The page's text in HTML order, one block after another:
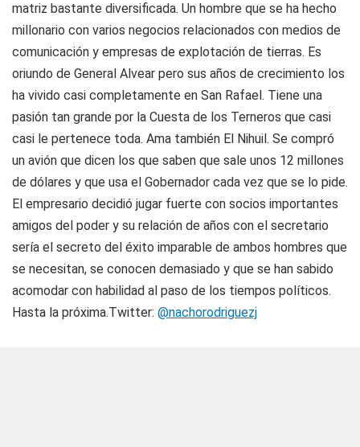
matriz bastante diversificada. Un hombre que se ha hecho
millonario con varios negocios relacionados con medios de
comunicación y empresas de explotación de tierras. Es
oriundo de General Alvear pero sus años de crecimiento los
ha vivido casi completamente en San Rafael. Tiene una
pasión tan grande por la Cuesta de los Terneros que casi
casi le pertenece toda. Ama también El Nihuil. Se compró
un avión que dicen los que saben que sale unos 12 millones
de dólares y que usa el Gobernador cada vez que se lo pide.
El empresario decidió jugar fuerte con socios importantes
amigos del poder y su relación de años con el secretario
sería el secreto del éxito imparable de ambos hombres que
se necesitan, se conocen demasiado y que se han sabido
acomodar con habilidad al paso de los tiempos políticos.
Hasta la próxima.Twitter: @nachorodriguezj